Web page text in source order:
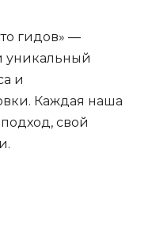
гидов» —
уникальный
и
Каждая наша
свой